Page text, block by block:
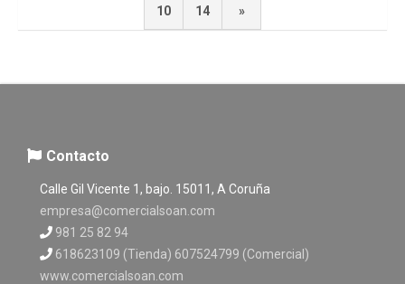
10 14 »
Contacto
Calle Gil Vicente 1, bajo. 15011, A Coruña
empresa@comercialsoan.com
981 25 82 94
618623109 (Tienda) 607524799 (Comercial)
www.comercialsoan.com